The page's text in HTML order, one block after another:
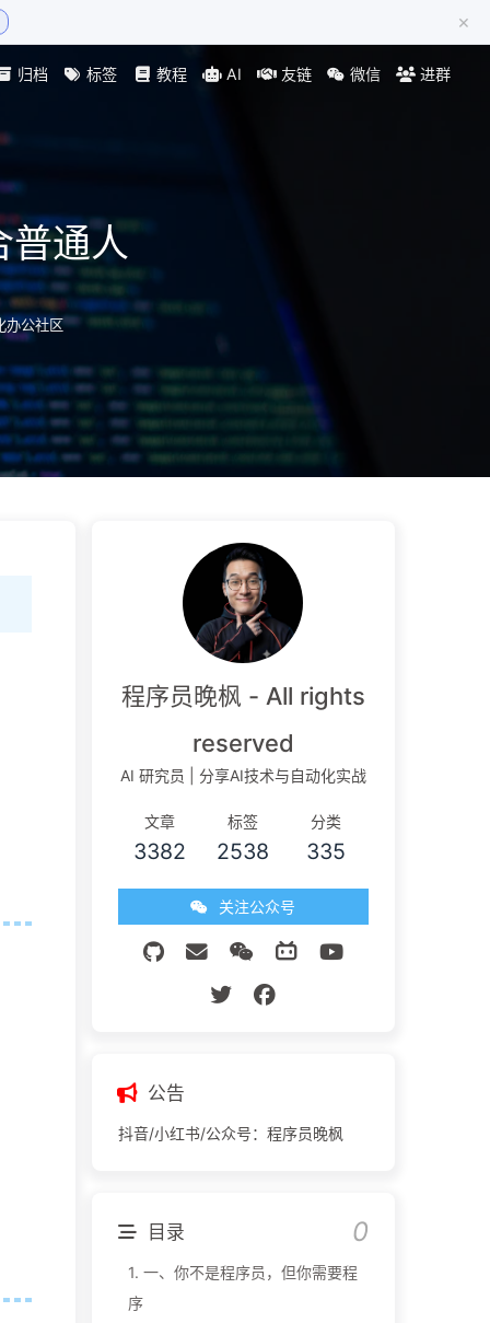
×
归档 标签 教程 AI 友链 微信 进群
普通人
办公社区
程序员晚枫 - All rights
reserved
AI 研究员 | 分享AI技术与自动化实战
文章
3382
标签
2538
分类
335
关注公众号
公告
抖音/小红书/公众号：程序员晚枫
目录
1. 一、你不是程序员，但你需要程
序